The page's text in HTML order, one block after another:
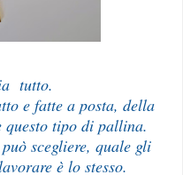
tutto.
e fatte a posta, della
tipo di pallina.
scegliere, quale gli
è lo stesso.